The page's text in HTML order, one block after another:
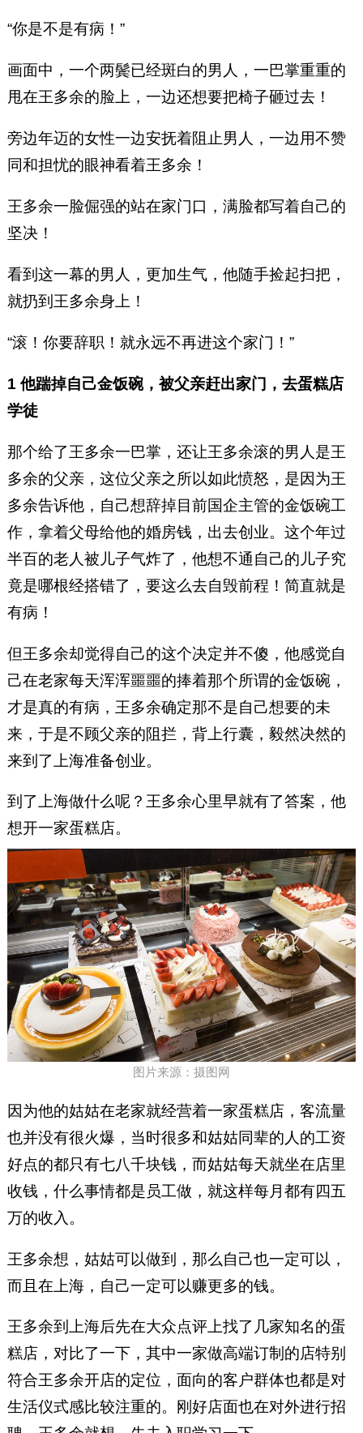
“你是不是有病！”
画面中，一个两鬓已经斑白的男人，一巴掌重重的
甩在王多余的脸上，一边还想要把椅子砸过去！
旁边年迈的女性一边安抚着阻止男人，一边用不赞
同和担忧的眼神看着王多余！
王多余一脸倔强的站在家门口，满脸都写着自己的
坚决！
看到这一幕的男人，更加生气，他随手捡起扫把，
就扔到王多余身上！
“滚！你要辞职！就永远不再进这个家门！”
1 他踹掉自己金饭碗，被父亲赶出家门，去蛋糕店
学徒
那个给了王多余一巴掌，还让王多余滚的男人是王
多余的父亲，这位父亲之所以如此愤怒，是因为王
多余告诉他，自己想辞掉目前国企主管的金饭碗工
作，拿着父母给他的婚房钱，出去创业。这个年过
半百的老人被儿子气炸了，他想不通自己的儿子究
竟是哪根经搭错了，要这么去自毁前程！简直就是
有病！
但王多余却觉得自己的这个决定并不傻，他感觉自
己在老家每天浑浑噩噩的捧着那个所谓的金饭碗，
才是真的有病，王多余确定那不是自己想要的未
来，于是不顾父亲的阻拦，背上行囊，毅然决然的
来到了上海准备创业。
到了上海做什么呢？王多余心里早就有了答案，他
想开一家蛋糕店。
图片来源：摄图网
因为他的姑姑在老家就经营着一家蛋糕店，客流量
也并没有很火爆，当时很多和姑姑同辈的人的工资
好点的都只有七八千块钱，而姑姑每天就坐在店里
收钱，什么事情都是员工做，就这样每月都有四五
万的收入。
王多余想，姑姑可以做到，那么自己也一定可以，
而且在上海，自己一定可以赚更多的钱。
王多余到上海后先在大众点评上找了几家知名的蛋
糕店，对比了一下，其中一家做高端订制的店特别
符合王多余开店的定位，面向的客户群体也都是对
生活仪式感比较注重的。刚好店面也在对外进行招